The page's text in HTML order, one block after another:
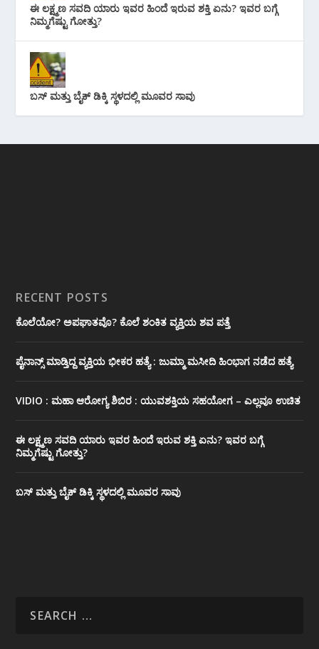
ಈ ಲಕ್ಷ್ಮಣ ಸವದಿ ಯಾರು ಇವರ ಹಿಂದೆ ಇರುವ ಶಕ್ತಿ ಏನು? ಇವರ ಬಗ್ಗೆ
ನಿಮ್ಮಗೆಷ್ಟು ಗೋತ್ತು?
ಬಸ್ ಮತ್ತು ಬೈಕ್ ಡಿಕ್ಕಿ ಸ್ಥಳದಲ್ಲಿ ಮೂವರ ಸಾವು
RECENT POSTS
ಕೊಲೆಯೋ? ಅಪಘಾತವೊ? ಕೊಲೆ ಶಂಕಿತ ವ್ಯಕ್ತಿಯ ಶವ ಪತ್ತೆ
ಪೈನಾನ್ಸ್ ಮಾಡ್ತಿದ್ದ ವ್ಯಕ್ತಿಯ ಭೀಕರ‌ ಹತ್ಯೆ : ಜುಮ್ಮಾ ಮಸೀದಿ ಹಿಂಭಾಗ ನಡೆದ ಹತ್ಯೆ
VIDIO : ಮಹಾ ಆರೋಗ್ಯ ಶಿಬಿರ : ಯುವಶಕ್ತಿಯ ಸಹಯೋಗ – ಎಲ್ಲವೂ ಉಚಿತ
ಈ ಲಕ್ಷ್ಮಣ ಸವದಿ ಯಾರು ಇವರ ಹಿಂದೆ ಇರುವ ಶಕ್ತಿ ಏನು? ಇವರ ಬಗ್ಗೆ
ನಿಮ್ಮಗೆಷ್ಟು ಗೋತ್ತು?
ಬಸ್ ಮತ್ತು ಬೈಕ್ ಡಿಕ್ಕಿ ಸ್ಥಳದಲ್ಲಿ ಮೂವರ ಸಾವು